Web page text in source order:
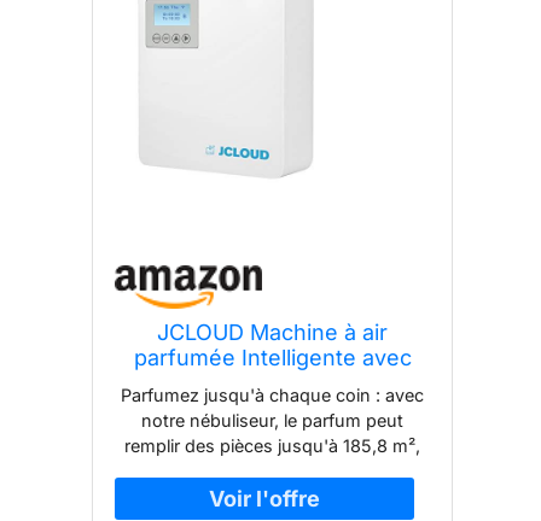
JCLOUD Machine à air
parfumée Intelligente avec
Technologie d'air Froid pour la
Maison, diffuseur de
Collection d'hôtel, diffuseur
d'huiles essentielles sans Eau
300 ML, diffuseur de Parfum
CVC pour
Parfumez jusqu'à chaque coin : avec
notre nébuliseur, le parfum peut
remplir des pièces jusqu'à 185,8 m²,
relaxante pour vos chambres, salles